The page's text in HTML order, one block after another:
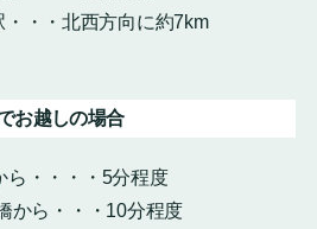
・・北西方向に約7km
お越しの場合
ら・・・・5分程度
から・・・10分程度